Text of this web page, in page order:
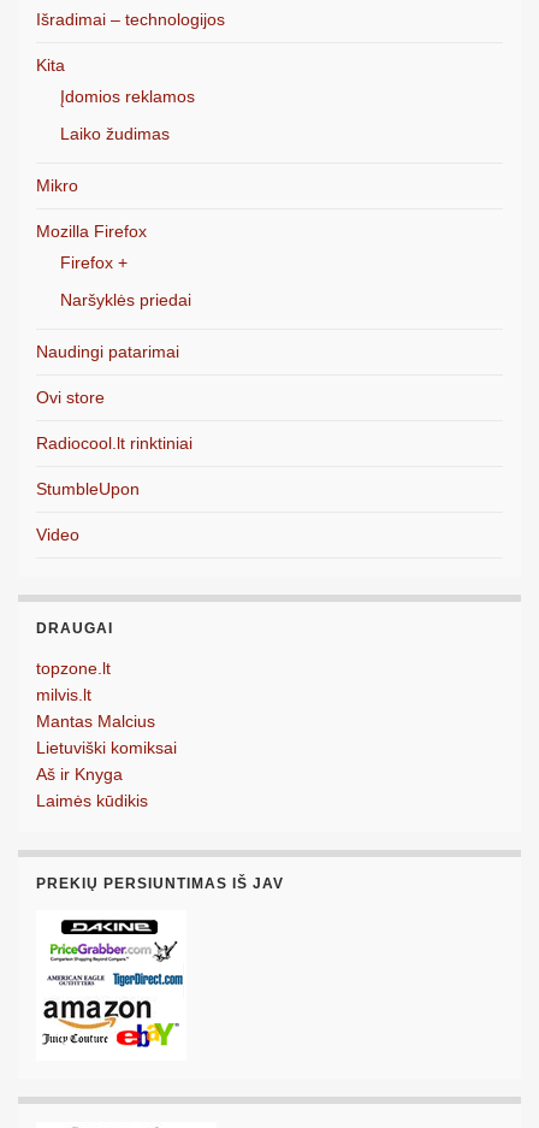
Išradimai – technologijos
Kita
Įdomios reklamos
Laiko žudimas
Mikro
Mozilla Firefox
Firefox +
Naršyklės priedai
Naudingi patarimai
Ovi store
Radiocool.lt rinktiniai
StumbleUpon
Video
DRAUGAI
topzone.lt
milvis.lt
Mantas Malcius
Lietuviški komiksai
Aš ir Knyga
Laimės kūdikis
PREKIŲ PERSIUNTIMAS IŠ JAV